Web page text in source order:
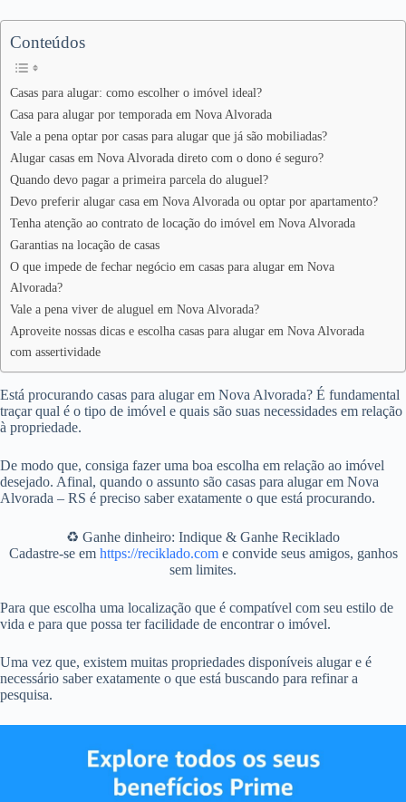
Conteúdos
Casas para alugar: como escolher o imóvel ideal?
Casa para alugar por temporada em Nova Alvorada
Vale a pena optar por casas para alugar que já são mobiliadas?
Alugar casas em Nova Alvorada direto com o dono é seguro?
Quando devo pagar a primeira parcela do aluguel?
Devo preferir alugar casa em Nova Alvorada ou optar por apartamento?
Tenha atenção ao contrato de locação do imóvel em Nova Alvorada
Garantias na locação de casas
O que impede de fechar negócio em casas para alugar em Nova
Alvorada?
Vale a pena viver de aluguel em Nova Alvorada?
Aproveite nossas dicas e escolha casas para alugar em Nova Alvorada
com assertividade
Está procurando casas para alugar em Nova Alvorada? É fundamental
traçar qual é o tipo de imóvel e quais são suas necessidades em relação
à propriedade.
De modo que, consiga fazer uma boa escolha em relação ao imóvel
desejado. Afinal, quando o assunto são casas para alugar em Nova
Alvorada – RS é preciso saber exatamente o que está procurando.
♻️ Ganhe dinheiro: Indique & Ganhe Reciklado
Cadastre-se em https://reciklado.come convide seus amigos, ganhos
sem limites.
Para que escolha uma localização que é compatível com seu estilo de
vida e para que possa ter facilidade de encontrar o imóvel.
Uma vez que, existem muitas propriedades disponíveis alugar e é
necessário saber exatamente o que está buscando para refinar a
pesquisa.